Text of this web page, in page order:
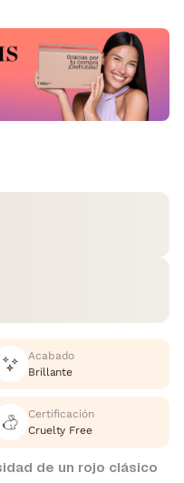
Acabado
Brillante
Certificación
Cruelty Free
de un rojo clásico